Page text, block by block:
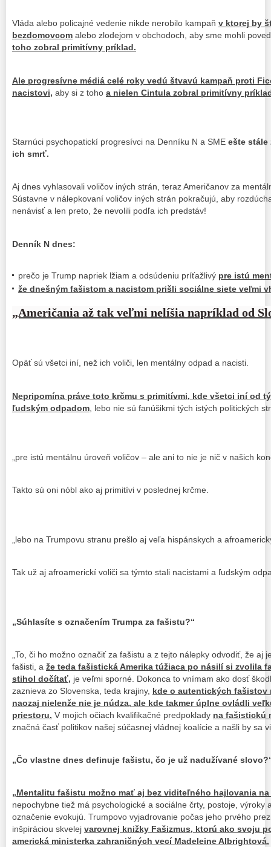
Vláda alebo policajné vedenie nikde nerobilo kampaň v ktorej by
bezdomovcom alebo zlodejom v obchodoch, aby sme mohli
toho zobral primitívny príklad.
Ale progresívne médiá celé roky vedú štvavú kampaň proti
nacistovi, aby si z toho a nielen Cintula zobral primitívny
Starnúci psychopatickí progresívci na Denníku N a SME ešte stále
ich smrť.
Aj dnes vyhlasovali voličov iných strán, teraz Američanov za
Sústavne v nálepkovaní voličov iných strán pokračujú, aby
nenávisť a len preto, že nevolili podľa ich predstáv!
Denník N dnes:
prečo je Trump napriek lžiam a odsúdeniu príťažlivý pre istú
že dnešným fašistom a nacistom prišli sociálne siete veľmi
„Američania až tak veľmi nelíšia napríklad od
Opäť sú všetci iní, než ich voliči, len mentálny odpad a nacisti.
Nepripomína práve toto krčmu s primitívmi, kde všetci iní od
ľudským odpadom , lebo nie sú fanúšikmi tých istých politických
„pre istú mentálnu úroveň voličov – ale ani to nie je nič v našich
Takto sú oni nóbl ako aj primitívi v poslednej krčme.
„lebo na Trumpovu stranu prešlo aj veľa hispánskych a
Tak už aj afroamerickí voliči sa týmto stali nacistami a ľudským
„Súhlasíte s označením Trumpa za fašistu?“
„To, či ho možno označiť za fašistu a z tejto nálepky odvodiť, že aj
fašisti, a že teda fašistická Amerika túžiaca po násilí si zvolila
stihol dočítať, je veľmi sporné. Dokonca to vnímam ako dosť
zaznieva zo Slovenska, teda krajiny, kde o autentických
naozaj nielenže nie je núdza, ale kde takmer úplne ovládli
priestoru. V mojich očiach kvalifikačné predpoklady na fašistickú
značná časť politikov našej súčasnej vládnej koalície a našli by sa
„Čo vlastne dnes definuje fašistu, čo je už nadužívané
„Mentalitu fašistu možno mať aj bez viditeľného hajlovania
nepochybne tiež má psychologické a sociálne črty, postoje, výroky
označenie evokujú. Trumpovo vyjadrovanie počas jeho prvého
inšpiráciou skvelej varovnej knižky Fašizmus, ktorú ako svoju
americká ministerka zahraničných vecí Madeleine Albrightová.